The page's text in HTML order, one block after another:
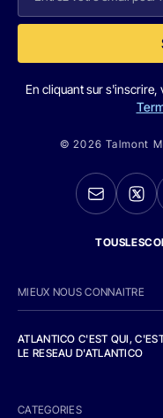
En cliquant sur s'inscrire,
© 2026 Talmont
MIEUX NOUS CONNAITRE
ATLANTICO C'EST QUI,
LE RESEAU D'ATLANTICO
CATEGORIES